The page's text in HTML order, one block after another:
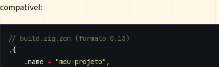
compatível:
.{
.name = "meu-projeto" ,